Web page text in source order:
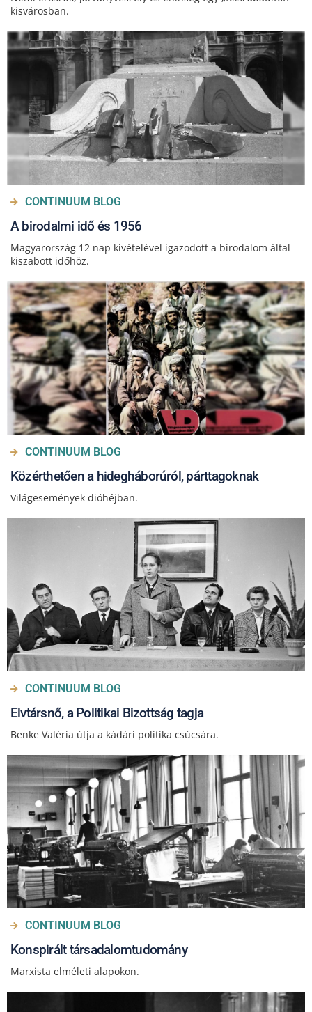
kisvárosban.
CONTINUUM BLOG
A birodalmi idő és 1956
Magyarország 12 nap kivételével igazodott a birodalom által
kiszabott időhöz.
CONTINUUM BLOG
Közérthetően a hidegháborúról, párttagoknak
Világesemények dióhéjban.
CONTINUUM BLOG
Elvtársnő, a Politikai Bizottság tagja
Benke Valéria útja a kádári politika csúcsára.
CONTINUUM BLOG
Konspirált társadalomtudomány
Marxista elméleti alapokon.